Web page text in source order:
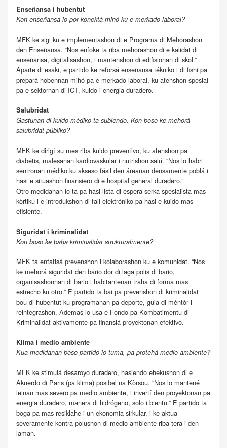
Enseñansa i hubentut
Kon enseñansa lo por konektá mihó ku e merkado laboral?
MFK ke sigi ku e implementashon di e Programa di Mehorashon
den Enseñansa. “Nos enfoke ta riba mehorashon di e kalidat di
enseñansa, digitalisashon, i mantenshon di edifisionan di skol.”
Aparte di esaki, e partido ke reforsá enseñansa tékniko i di fishi pa
prepará hobennan mihó pa e merkado laboral, ku atenshon spesial
pa e sektornan di ICT, kuido i energia duradero.
Salubridat
Gastunan di kuido médiko ta subiendo. Kon boso ke mehorá
salubridat públiko?
MFK ke dirigí su mes riba kuido preventivo, ku atenshon pa
diabetis, malesanan kardiovaskular i nutrishon salú. “Nos lo habri
sentronan médiko ku akseso fásil den áreanan densamente poblá i
hasi e situashon finansiero di e hospital general duradero.”
Otro medidanan lo ta pa hasi lista di espera serka spesialista mas
kòrtiku i e introdukshon di fail elektróniko pa hasi e kuido mas
efisiente.
Siguridat i kriminalidat
Kon boso ke baha kriminalidat strukturalmente?
MFK ta enfatisá prevenshon i kolaborashon ku e komunidat. “Nos
ke mehorá siguridat den bario dor di laga polis di bario,
organisashonnan di bario i habitantenan traha di forma mas
estrecho ku otro.” E partido ta bai pa prevenshon di kriminalidat
bou di hubentut ku programanan pa deporte, guia di mèntòr i
reintegrashon. Ademas lo usa e Fondo pa Kombatimentu di
Kriminalidat aktivamente pa finansiá proyektonan efektivo.
Klima i medio ambiente
Kua medidanan boso partido lo tuma, pa protehá medio ambiente?
MFK ke stimulá desaroyo duradero, hasiendo ehekushon di e
Akuerdo di Paris (pa klima) posibel na Kòrsou. “Nos lo mantené
leinan mas severo pa medio ambiente, i invertí den proyektonan pa
energia duradero, manera di hidrógeno, solo i bientu.” E partido ta
boga pa mas resiklahe i un ekonomia sirkular, i ke aktua
severamente kontra polushon di medio ambiente riba tera i den
laman.